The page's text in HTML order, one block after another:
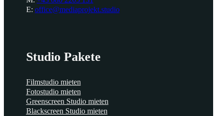
E: office@mediaprojekt.studio
Studio Pakete
Filmstudio mieten
Fotostudio mieten
Greenscreen Studio mieten
Blackscreen Studio mieten